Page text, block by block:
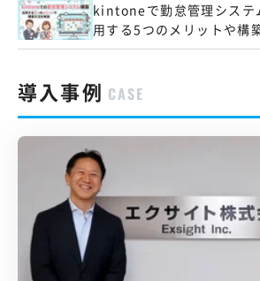
kintoneで勤怠管理システ
用する5つのメリットや構
導入事例 CASE